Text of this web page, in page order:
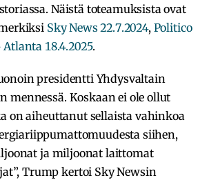
Näistä toteamuksista ovat
Sky News 22.7.2024, Politico
Atlanta 18.4.2025.
presidentti Yhdysvaltain
mennessä. Koskaan ei ole ollut
on aiheuttanut sellaista vahinkoa
siihen,
ja miljoonat laittomat
Trump kertoi Sky Newsin